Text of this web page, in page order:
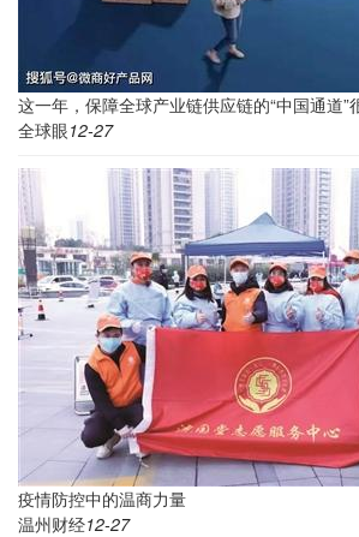
这一年，保障全球产业链供应链的“中国通道”
全球眼12-27
疫情防控中的温商力量
温州财经12-27